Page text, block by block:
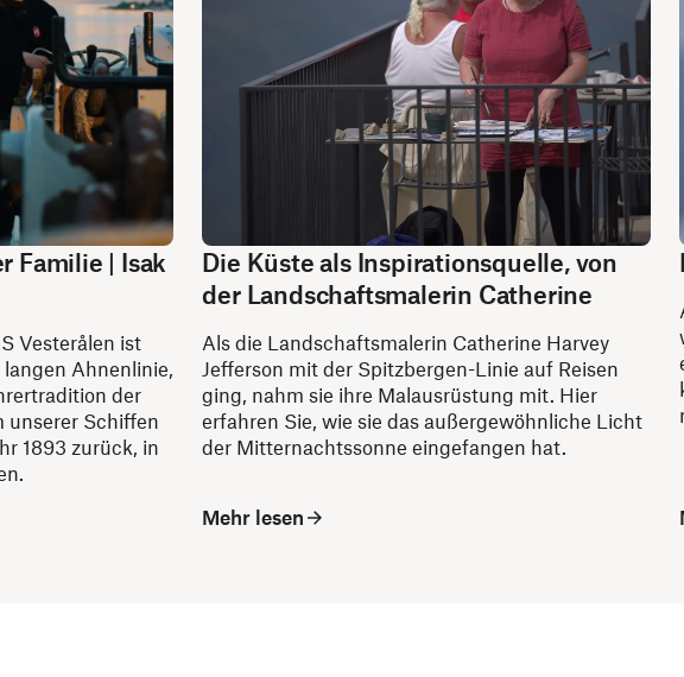
Familie | Isak
Vesterålen ist
Ahnenlinie,
der
unserer Schiffen
1893 zurück, in
Die Küste als Inspirationsquelle, von
der Landschaftsmalerin Catherine
Als die Landschaftsmalerin Catherine Harvey
Jefferson mit der Spitzbergen-Linie auf Reisen
ging, nahm sie ihre Malausrüstung mit. Hier
erfahren Sie, wie sie das außergewöhnliche Licht
der Mitternachtssonne eingefangen hat.
Mehr lesen